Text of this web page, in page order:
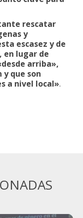
rescatar
y
escasez y de
en lugar de
arriba»,
y que son
a nivel local».